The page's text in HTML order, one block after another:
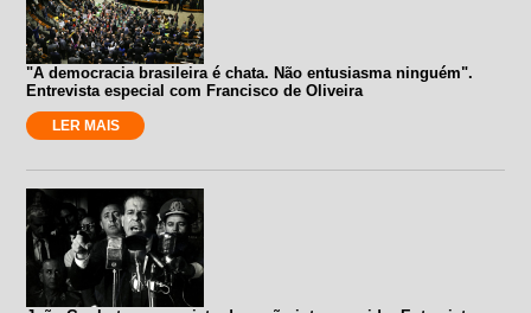
"A democracia brasileira é chata. Não entusiasma ninguém".
Entrevista especial com Francisco de Oliveira
LER MAIS